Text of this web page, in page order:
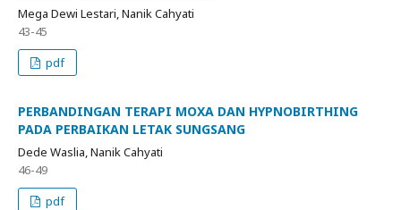
Mega Dewi Lestari, Nanik Cahyati
43-45
pdf
PERBANDINGAN TERAPI MOXA DAN HYPNOBIRTHING
PADA PERBAIKAN LETAK SUNGSANG
Dede Waslia, Nanik Cahyati
46-49
pdf